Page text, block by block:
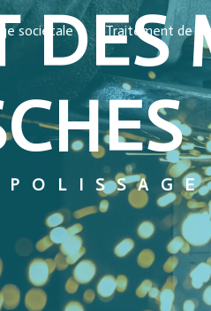
sociétale Traitement de
DES
POLISSAGE